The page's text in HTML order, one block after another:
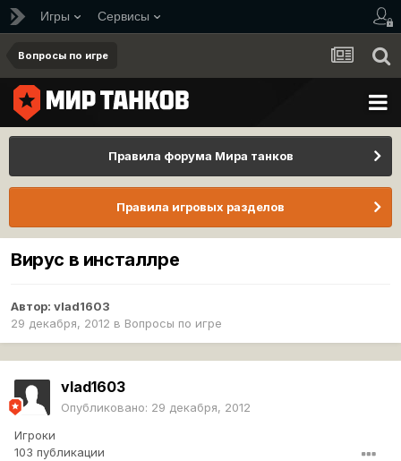
Игры Сервисы
Вопросы по игре
Правила форума Мира танков
Правила игровых разделов
Вирус в инсталлре
Автор: vlad1603
29 декабря, 2012 в Вопросы по игре
vlad1603
Опубликовано: 29 декабря, 2012
Игроки
103 публикации